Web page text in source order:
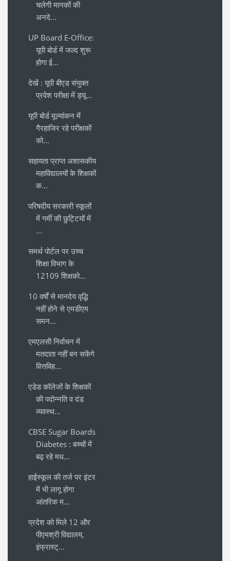
चलेगी मानकों की
अनदे...
UP Board E-Office:
यूपी बोर्ड में जल्द शुरू
होगा ई...
देखें : यूपी बीएड संयुक्त
प्रवेश परीक्षा में ड्यू...
यूपी बोर्ड मूल्यांकन में
गैरहाजिर रहे परीक्षकों
को...
सहायता प्राप्त अशासकीय
महाविद्यालयों के शिक्षकों
क...
परिषदीय सरकारी स्कूलों
में गर्मी की छुट्टियों में
...
समर्थ पोर्टल पर उच्च
शिक्षा विभाग के
12109 शिक्षको...
10 वर्षों से मानदेय वृद्धि
नहीं होने से एमडीएम
समन...
एमएलसी निर्वाचन में
मतदाता नहीं बन सकेंगे
वित्तविह...
एडेड कॉलेजों के शिक्षकों
की पदोन्नति व दंड
व्यवस्थ...
CBSE Sugar Boards
Diabetes : बच्चों में
बढ़ रहे मध...
हाईस्कूल की तर्ज पर इंटर
में भी लागू होगा
आंतरिक म...
प्रदेश को मिले 12 और
पीएमश्री विद्यालय,
इंफ्रास्ट्...